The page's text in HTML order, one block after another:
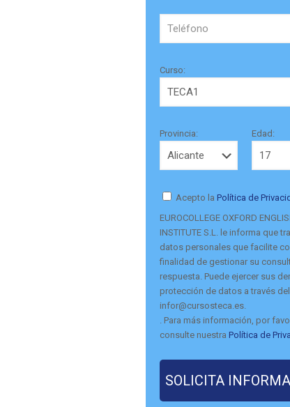
Curso:
Provincia: Edad:
Acepto la Política de
EUROCOLLEGE OXFORD
INSTITUTE S.L. le informa que
datos personales que facilite
finalidad de gestionar su
respuesta. Puede ejercer sus
protección de datos a través
infor@cursosteca.es.
. Para más información, por
consulte nuestra Política de